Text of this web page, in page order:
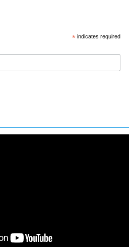
* indicates required